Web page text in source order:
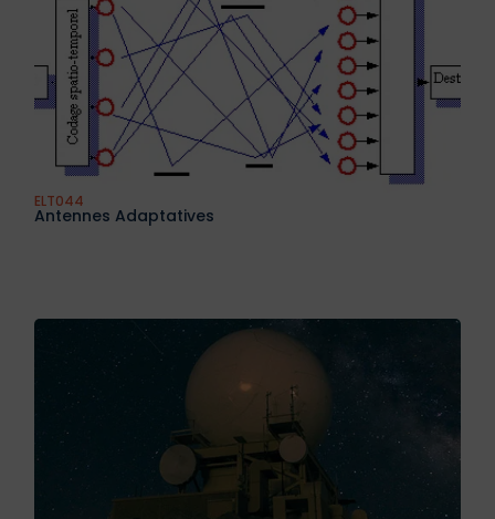
ELT044
Antennes Adaptatives